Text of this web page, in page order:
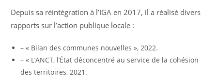
Depuis sa réintégration à l’IGA en 2017, il a réalisé divers
rapports sur l’action publique locale :
– « Bilan des communes nouvelles », 2022.
– « L’ANCT, l’État déconcentré au service de la cohésion
des territoires, 2021.